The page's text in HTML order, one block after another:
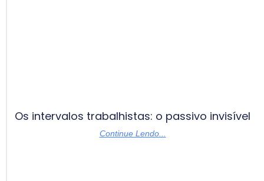
Os intervalos trabalhistas: o passivo invisível
Continue Lendo...